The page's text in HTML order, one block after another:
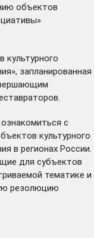
объектов
культурного
запланированная
с
культурного
в регионах России.
для субъектов
тематике и
резолюцию